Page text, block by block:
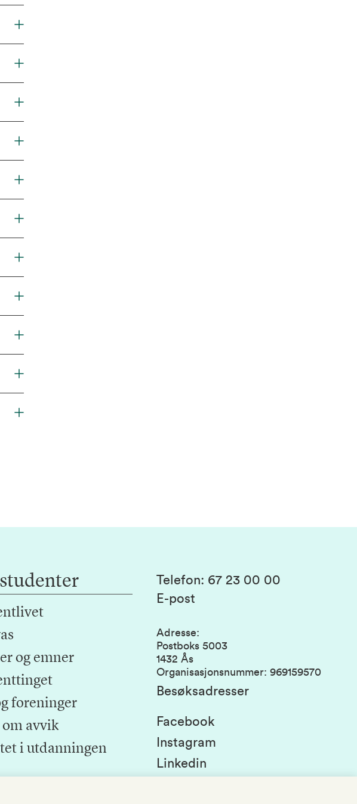
og emner
foreninger
om avvik
i utdanningen
Telefon: 67 23 00 00
E-post
Adresse:
Postboks 5003
1432 Ås
Organisasjonsnummer: 969159570
Besøksadresser
Facebook
Instagram
Linkedin